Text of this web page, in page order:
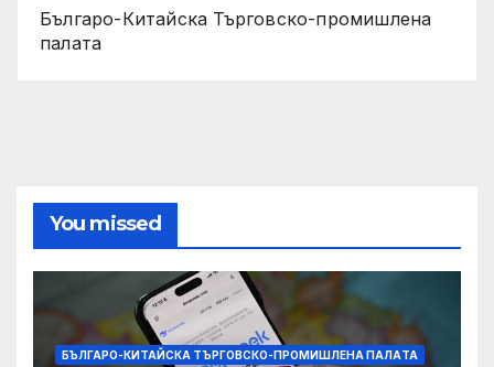
Българо-Китайска Търговско-промишлена
палaта
You missed
БЪЛГАРО-КИТАЙСКА ТЪРГОВСКО-ПРОМИШЛЕНА ПАЛAТА